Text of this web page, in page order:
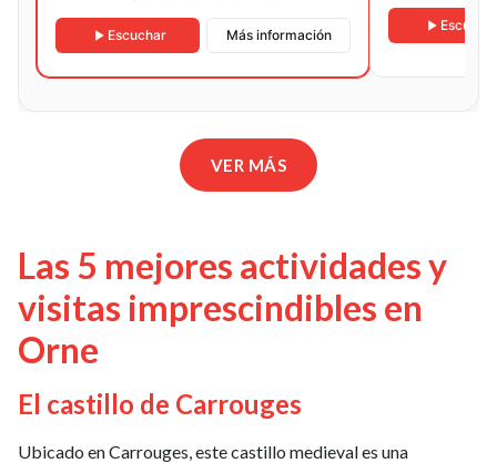
Escuchar Más información
VER MÁS
Las 5 mejores actividades y
visitas imprescindibles en
Orne
El castillo de Carrouges
Ubicado en Carrouges, este castillo medieval es una